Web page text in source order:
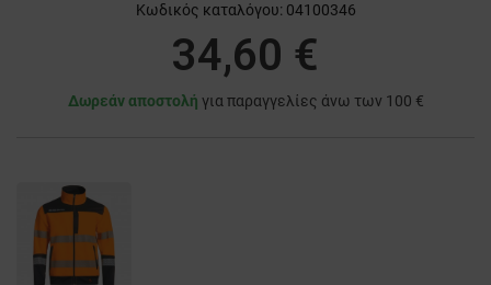
Κωδικός καταλόγου: 04100346
34,60 €
Δωρεάν αποστολή για παραγγελίες άνω των 100 €